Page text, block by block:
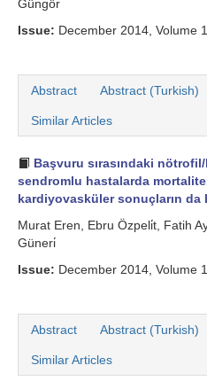
Güngör
Issue: December 2014, Volume
Abstract Abstract (Turkish)
Similar Articles
Başvuru sırasındaki
sendromlu hastalarda
kardiyovasküler sonuçların
Murat Eren, Ebru Özpeli̇t, Fatih
Güneri̇
Issue: December 2014, Volume
Abstract Abstract (Turkish)
Similar Articles